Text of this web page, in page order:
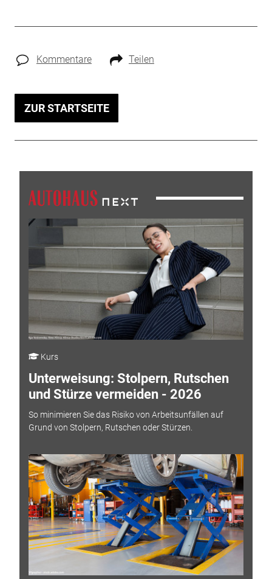
Kommentare Teilen
ZUR STARTSEITE
Kurs
Unterweisung: Stolpern, Rutschen
und Stürze vermeiden - 2026
So minimieren Sie das Risiko von Arbeitsunfällen auf
Grund von Stolpern, Rutschen oder Stürzen.